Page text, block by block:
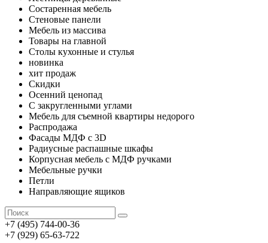
Состаренная мебель
Стеновые панели
Мебель из массива
Товары на главной
Столы кухонные и стулья
новинка
хит продаж
Скидки
Осенний ценопад
С закругленными углами
Мебель для съемной квартиры недорого
Распродажа
Фасады МДФ с 3D
Радиусные распашные шкафы
Корпусная мебель с МДФ ручками
Мебельные ручки
Петли
Направляющие ящиков
+7 (495) 744-00-36
+7 (929) 65-63-722